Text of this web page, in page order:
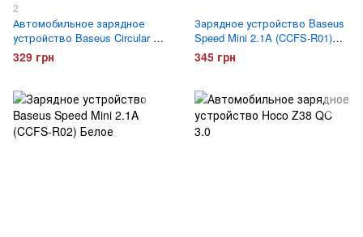
2
Автомобильное зарядное
устройство Baseus Circular 2
USB 5A QC 3.0 (CCALL-YD01)
329 грн
Зарядное устройство Baseus
Speed Mini 2.1A (CCFS-R01)
Черное
345 грн